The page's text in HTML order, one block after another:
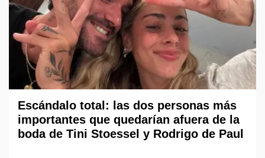
Escándalo total: las dos personas más
importantes que quedarían afuera de la
boda de Tini Stoessel y Rodrigo de Paul